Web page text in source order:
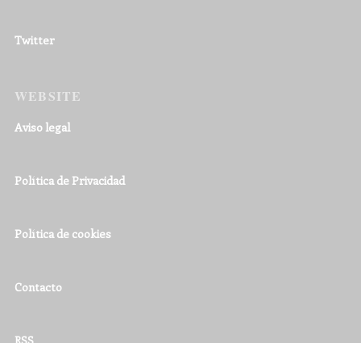
Twitter
WEBSITE
Aviso legal
Política de Privacidad
Política de cookies
Contacto